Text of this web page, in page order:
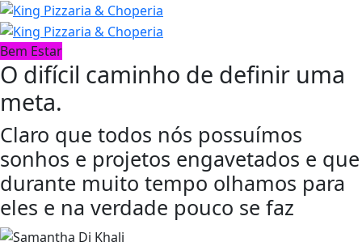
Bem Estar
O difícil caminho de definir uma
meta.
Claro que todos nós possuímos
sonhos e projetos engavetados e que
durante muito tempo olhamos para
eles e na verdade pouco se faz